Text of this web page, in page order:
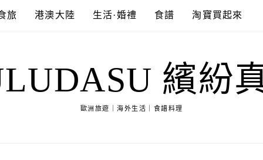
旅 港澳大陸 生活·婚禮 食譜 淘寶買起來
繽紛
歐洲旅遊｜海外生活｜食譜料理